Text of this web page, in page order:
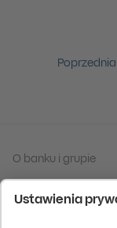
Poprzednia
O banku i grupie
Tabela kursów walut